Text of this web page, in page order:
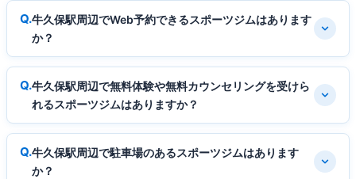
牛久保駅周辺でWeb予約できるスポーツジムはあります
か？
牛久保駅周辺で無料体験や無料カウンセリングを受けら
れるスポーツジムはありますか？
牛久保駅周辺で駐車場のあるスポーツジムはあります
か？